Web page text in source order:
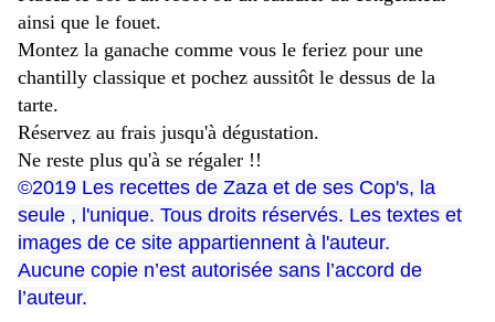
ainsi que le fouet.
Montez la ganache comme vous le feriez pour une
chantilly classique et pochez aussitôt le dessus de la
tarte.
Réservez au frais jusqu'à dégustation.
Ne reste plus qu'à se régaler !!
©2019 Les recettes de Zaza et de ses Cop's, la
seule , l'unique. Tous droits réservés. Les textes et
images de ce site appartiennent à l'auteur.
Aucune copie n’est autorisée sans l’accord de
l’auteur.